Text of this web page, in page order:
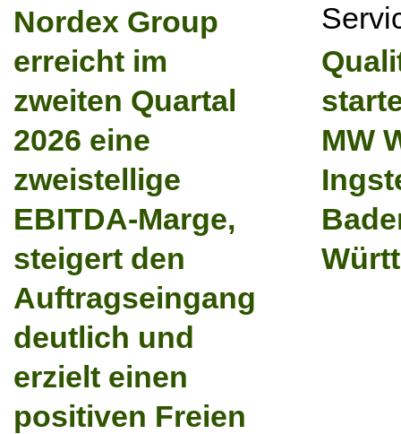
Nordex Group
erreicht im
zweiten Quartal
2026 eine
zweistellige
EBITDA-Marge,
steigert den
Auftragseingang
deutlich und
erzielt einen
positiven Freien
MW